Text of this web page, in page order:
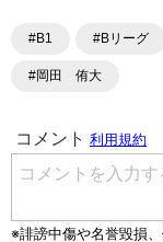
#B1 #Bリーグ
#岡田 侑大